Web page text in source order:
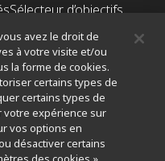
Sélecteur d’objectifs
conducteurs
avez le droit de
à votre visite et/ou
la forme de cookies.
certains types de
certains types de
votre expérience sur
vos options en
désactiver certains